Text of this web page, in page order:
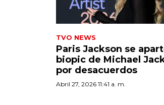
TVO NEWS
Paris Jackson se
biopic de Michael
por desacuerdos
Abril 27, 2026 11:41 a. m.